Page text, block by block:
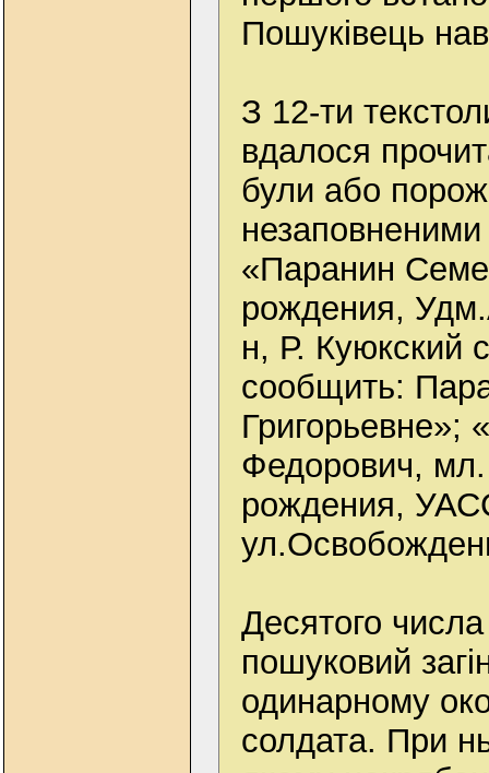
Пошуківець
З 12-ти
вдалося
були або
«Паранин
рождения,
н, Р. Куюкский
сообщить:
Григорьевне»;
Федорович,
рождения,
Десятого числа
пошуковий
одинарному
солдата. При